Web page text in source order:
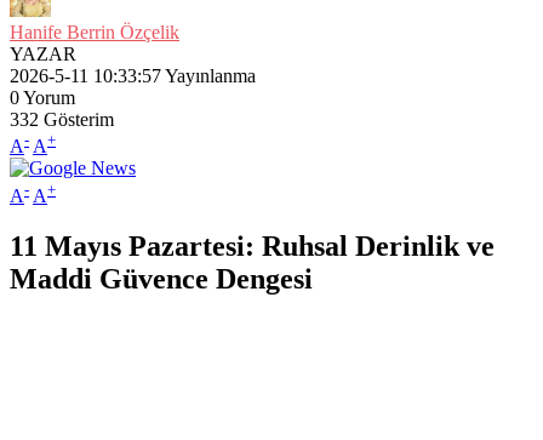
Hanife Berrin Özçelik
YAZAR
2026-5-11 10:33:57Yayınlanma
0Yorum
332 Gösterim
A- A+
A- A+
11 Mayıs Pazartesi: Ruhsal Derinlik ve
Maddi Güvence Dengesi